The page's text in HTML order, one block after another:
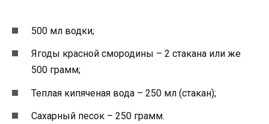
500 мл водки;
Ягоды красной смородины – 2 стакана или же
500 грамм;
Теплая кипяченая вода – 250 мл (стакан);
Сахарный песок – 250 грамм.